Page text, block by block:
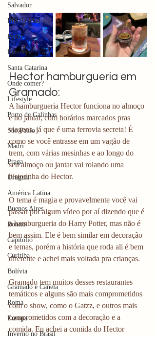
Salvador
Ilha da Madeira
Porto
Planners
Santa Catarina
Onde comer?
Lifestyle
Porto de Galinhas
São Paulo
Madri
Praga
Uruguai
América Latina
Buenos Aires
Bonito
Capitólio
Curitiba
Bolívia
Gramado e Canela
Roma
Europa
Inverno no Brasil
Hector hamburgueria em
Gramado:
A hamburgueria Hector funciona no almoço
e no jantar, com horários marcados pras
viagens, já que é uma ferrovia secreta! É
como se você entrasse em um vagão de
trem, com várias mesinhas e ao longo do
seu almoço ou jantar vai rolando uma
historinha do Hector.
O tema é magia e provavelmente você vai
passar por algum vídeo por aí dizendo que é
a hamburgueria do Harry Potter, mas não é
bem assim. Ele é bem similar em decoração
e temas, porém a história que roda ali é bem
diferente e achei mais voltada pra crianças.
Gramado tem muitos desses restaurantes
temáticos e alguns são mais comprometidos
com o show, como o Gatzz, e outros mais
comprometidos com a decoração e a
comida. Eu achei a comida do Hector